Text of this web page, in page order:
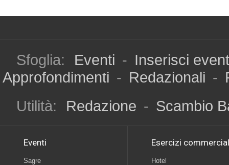
Sfoglia: Eventi - Inserisci
Approfondimenti - Redazionali -
Utilità:
Redazione - Scambio
Eventi
Sagre
Esercizi
Hotel